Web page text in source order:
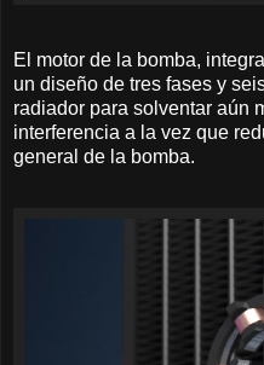
El motor de la bomba,
un diseño de tres fases y
radiador para solventar aún
interferencia a la vez que
general de la bomba.